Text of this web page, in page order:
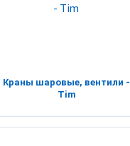
Краны шаровые, вентили -
Tim